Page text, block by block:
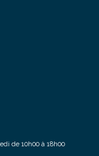
de 10h00 à 18h00